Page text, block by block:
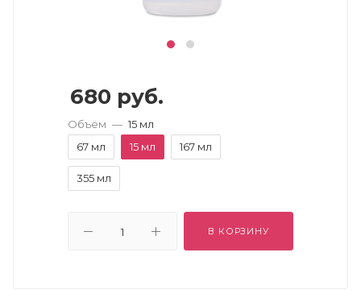
680 руб.
Объём — 15 мл
67 мл
15 мл 167 мл
355 мл
В КОРЗИНУ